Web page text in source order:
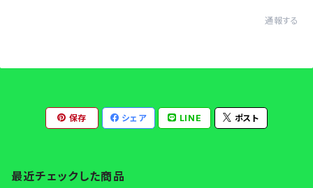
通報する
保存 シェア LINE ポスト
最近チェックした商品